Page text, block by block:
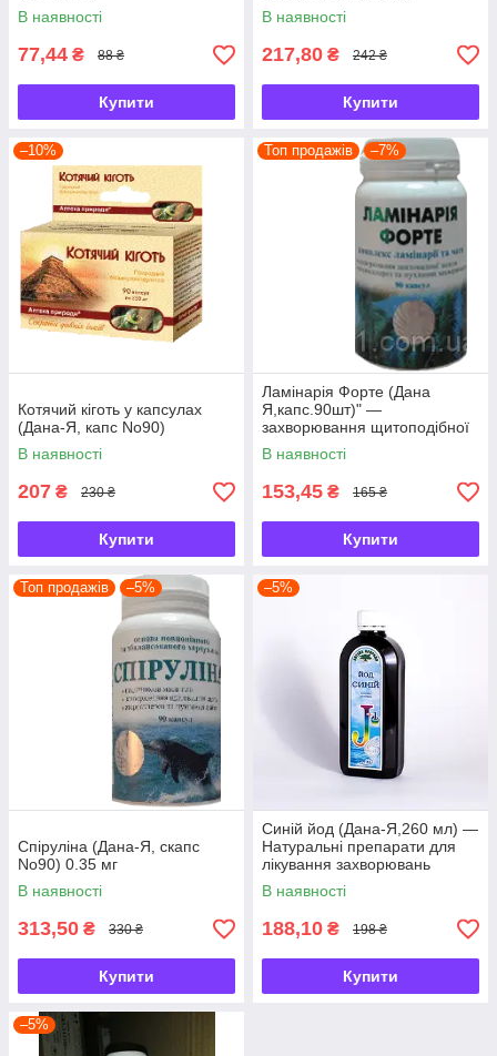
В наявності
77,44 ₴ 88 ₴
Купити
В наявності
217,80 ₴ 242 ₴
Купити
–10%
Котячий кіготь у капсулах
(Дана-Я, капс No90)
В наявності
207 ₴ 230 ₴
Купити
Топ продажів –7%
Ламінарія Форте (Дана
Я,капс.90шт)" —
захворювання щитоподібної
залози
В наявності
153,45 ₴ 165 ₴
Купити
Топ продажів –5%
Спіруліна (Дана-Я, скапс
No90) 0.35 мг
В наявності
313,50 ₴ 330 ₴
Купити
–5%
Синій йод (Дана-Я,260 мл) —
Натуральні препарати для
лікування захворювань
щитоподібної залози
В наявності
188,10 ₴ 198 ₴
Купити
–5%